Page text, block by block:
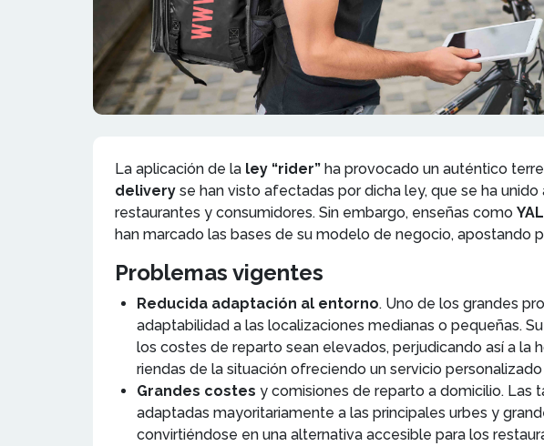
La aplicación de la ley “rider” ha provocado un auténtico
delivery se han visto afectadas por dicha ley, que se ha
restaurantes y consumidores. Sin embargo, enseñas como
han marcado las bases de su modelo de negocio, apostando
Problemas vigentes
Reducida adaptación al entorno. Uno de los grandes
adaptabilidad a las localizaciones medianas o pequeñas.
los costes de reparto sean elevados, perjudicando así a la
riendas de la situación ofreciendo un servicio
Grandes costes y comisiones de reparto a domicilio. Las
adaptadas mayoritariamente a las principales urbes y
convirtiéndose en una alternativa accesible para los